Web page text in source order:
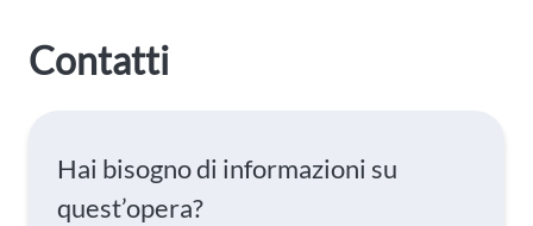
Contatti
Hai bisogno di informazioni su
quest’opera?